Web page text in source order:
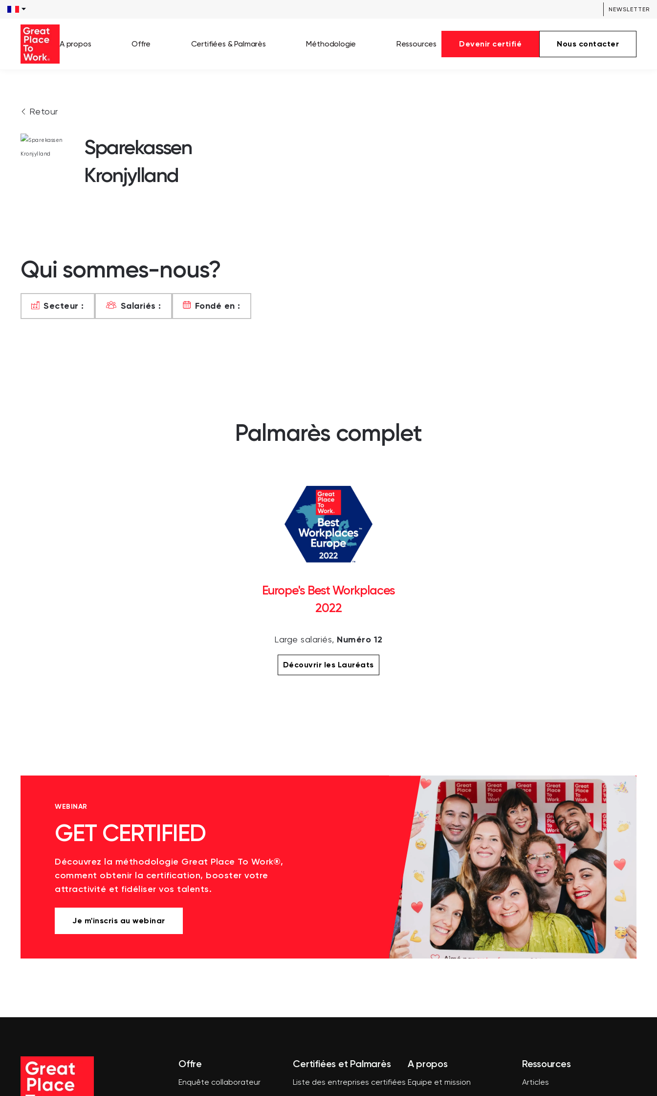
NEWSLETTER
A propos Offre Certifiées & Palmarès Méthodologie Ressources Devenir certifié Nous contacter
Retour
Sparekassen
Kronjylland
Qui sommes-nous?
Secteur : Salariés : Fondé en :
Palmarès complet
Europe's Best Workplaces
2022
Large salariés, Numéro 12
Découvrir les Lauréats
WEBINAR
GET CERTIFIED
Découvrez la méthodologie Great Place To Work®,
comment obtenir la certification, booster votre
attractivité et fidéliser vos talents.
Je m'inscris au webinar
Offre
Enquête collaborateur
Certifiées et Palmarès
Liste des entreprises certifiées
A propos
Equipe et mission
Ressources
Articles